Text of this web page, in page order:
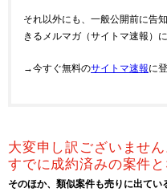
それ以外にも、一般公開前に告
きるメルマガ（サイトマ速報）
→今すぐ無料のサイトマ速報に
大変申し訳ございません
すでに成約済みの案件と
そのほか、類似案件も売りに出てい